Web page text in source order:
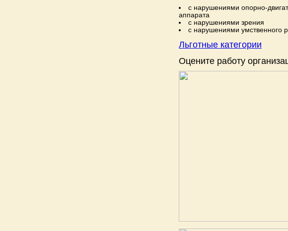
с нарушениями опорно-
аппарата
с нарушениями зрения
с нарушениями умственного
Льготные категории
Оцените работу